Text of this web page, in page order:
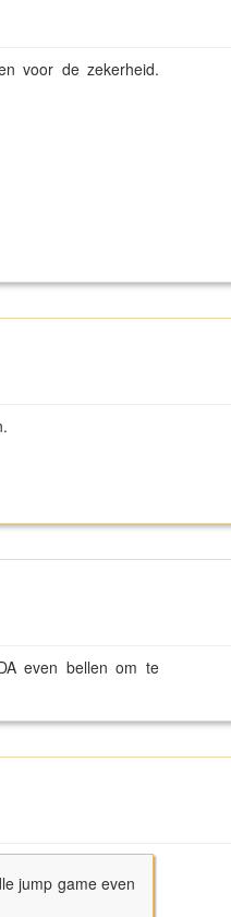
voor de zekerheid.
even bellen om te
jump game even